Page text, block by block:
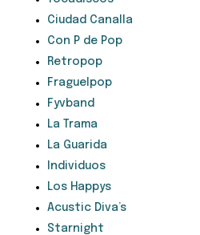
Ciudad Canalla
Con P de Pop
Retropop
Fraguelpop
Fyvband
La Trama
La Guarida
Individuos
Los Happys
Acustic Diva’s
Starnight